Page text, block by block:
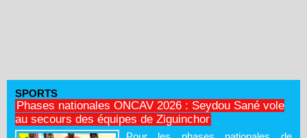
SPORTS
Phases nationales ONCAV 2026 : Seydou Sané vole
au secours des équipes de Ziguinchor